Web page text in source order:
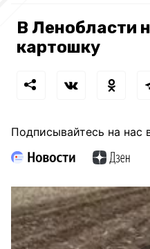
В Ленобласти
картошку
Подписывайтесь на нас